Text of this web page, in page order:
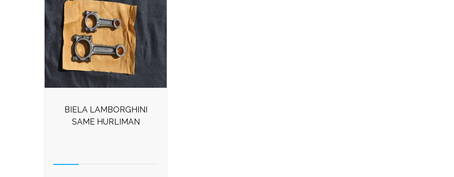
BIELA LAMBORGHINI
SAME HURLIMAN